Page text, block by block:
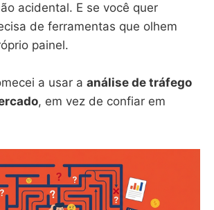
acidental. E se você quer
de ferramentas que olhem
painel.
a usar a análise de tráfego
, em vez de confiar em